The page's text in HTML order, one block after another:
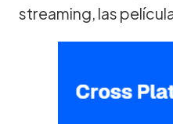
streaming, las